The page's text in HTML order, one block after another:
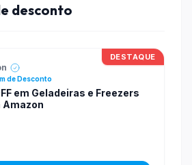
desconto
DESTAQUE
de Desconto
em Geladeiras e Freezers
Amazon